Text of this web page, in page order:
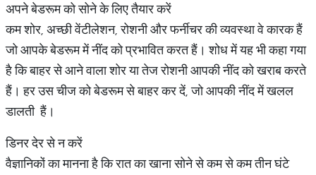
अपने बेडरूम को सोने के लिए तैयार करें
कम शोर, अच्छी वेंटी‍लेशन, रोशनी और फर्नीचर की व्यवस्था वे कारक हैं
जो आपके बेडरूम में नींद को प्रभावित करत हैं। शोध में यह भी कहा गया
है कि बाहर से आने वाला शोर या तेज रोशनी आपकी नींद को खराब करते
हैं। हर उस चीज को बेडरूम से बाहर कर दें, जो आपकी नींद में खलल
डालती हैं।
डिनर देर से न करें
वैज्ञानिकों का मानना है कि रात का खाना सोने से कम से कम तीन घंटे